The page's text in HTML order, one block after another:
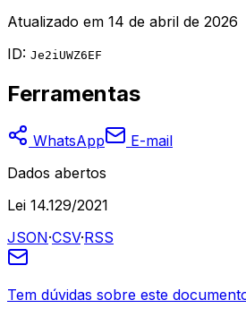
Atualizado em 14 de abril de 2026
ID: Je2iUWZ6EF
Ferramentas
WhatsApp
E-mail
Dados abertos
Lei 14.129/2021
JSON·CSV·RSS
Tem dúvidas sobre este